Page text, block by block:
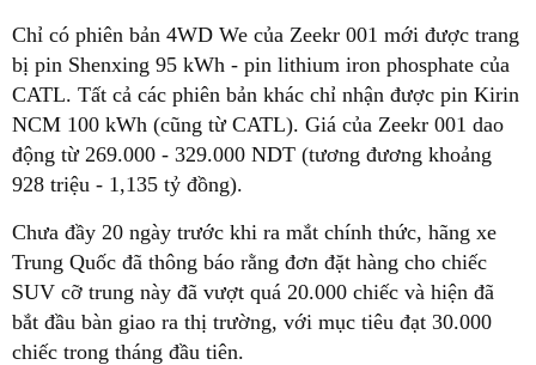
Chỉ có phiên bản 4WD We của Zeekr 001 mới được trang
bị pin Shenxing 95 kWh - pin lithium iron phosphate của
CATL. Tất cả các phiên bản khác chỉ nhận được pin Kirin
NCM 100 kWh (cũng từ CATL). Giá của Zeekr 001 dao
động từ 269.000 - 329.000 NDT (tương đương khoảng
928 triệu - 1,135 tỷ đồng).
Chưa đầy 20 ngày trước khi ra mắt chính thức, hãng xe
Trung Quốc đã thông báo rằng đơn đặt hàng cho chiếc
SUV cỡ trung này đã vượt quá 20.000 chiếc và hiện đã
bắt đầu bàn giao ra thị trường, với mục tiêu đạt 30.000
chiếc trong tháng đầu tiên.